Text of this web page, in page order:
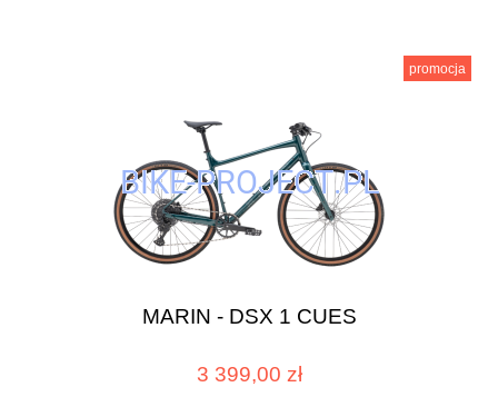
MARIN - DSX 1 CUES
3 399,00 zł
promocja